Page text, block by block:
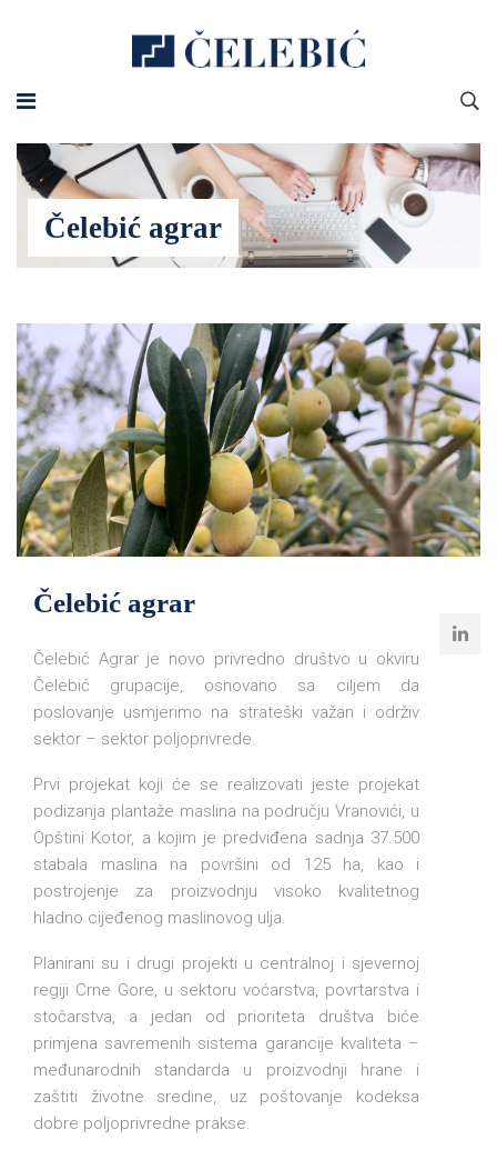
Čelebić agrar
Čelebić agrar
Čelebić Agrar je novo privredno društvo u okviru
Čelebić grupacije, osnovano sa ciljem da
poslovanje usmjerimo na strateški važan i održiv
sektor – sektor poljoprivrede.
Prvi projekat koji će se realizovati jeste projekat
podizanja plantaže maslina na području Vranovići, u
Opštini Kotor, a kojim je predviđena sadnja 37.500
stabala maslina na površini od 125 ha, kao i
postrojenje za proizvodnju visoko kvalitetnog
hladno cijeđenog maslinovog ulja.
Planirani su i drugi projekti u centralnoj i sjevernoj
regiji Crne Gore, u sektoru voćarstva, povrtarstva i
stočarstva, a jedan od prioriteta društva biće
primjena savremenih sistema garancije kvaliteta –
međunarodnih standarda u proizvodnji hrane i
zaštiti životne sredine, uz poštovanje kodeksa
dobre poljoprivredne prakse.